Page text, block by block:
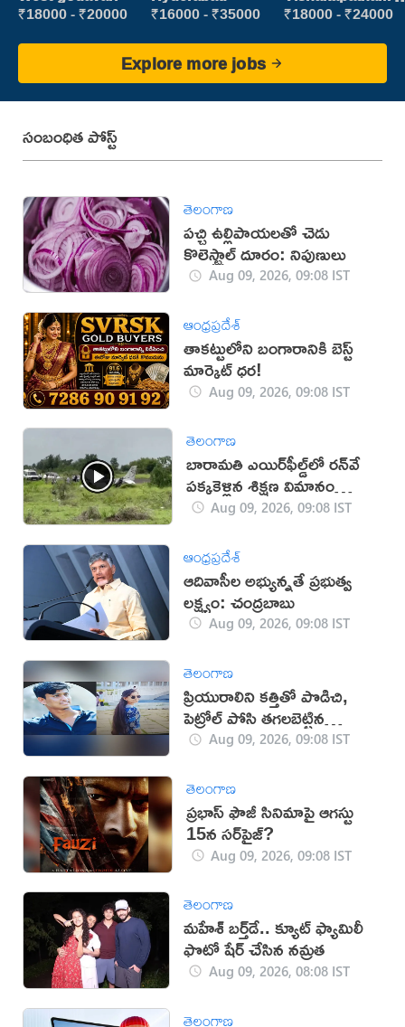
₹18000 - ₹20000 ₹16000 - ₹35000 Executive
new
₹18000 - ₹24000
Explore more jobs
సంబంధిత పోస్ట్
తెలంగాణ
పచ్చి ఉల్లిపాయలతో చెడు
కొలెస్ట్రాల్ దూరం: నిపుణులు
Aug 09, 2026, 09:08 IST
ఆంధ్రప్రదేశ్
తాకట్టులోని బంగారానికి బెస్ట్
మార్కెట్ ధర!
Aug 09, 2026, 09:08 IST
తెలంగాణ
బారామతి ఎయిర్‌ఫీల్డ్‌లో రన్‌వే
పక్కకెళ్లిన శిక్షణ విమానం
(వీడియో)
Aug 09, 2026, 09:08 IST
ఆంధ్రప్రదేశ్
ఆదివాసీల అభ్యున్నతే ప్రభుత్వ
లక్ష్యం: చంద్రబాబు
Aug 09, 2026, 09:08 IST
తెలంగాణ
ప్రియురాలిని కత్తితో పొడిచి,
పెట్రోల్ పోసి తగలబెట్టిన
ప్రియుడు!
Aug 09, 2026, 09:08 IST
తెలంగాణ
ప్రభాస్ ఫౌజీ సినిమాపై ఆగస్టు
15న సర్‌ప్రైజ్?
Aug 09, 2026, 09:08 IST
తెలంగాణ
మహేశ్‌ బర్త్‌డే.. క్యూట్‌ ఫ్యామిలీ
ఫొటో షేర్ చేసిన నమ్రత
Aug 09, 2026, 08:08 IST
తెలంగాణ